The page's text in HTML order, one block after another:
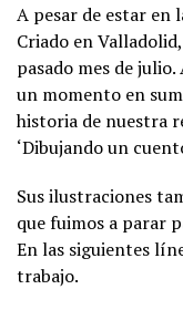
A pesar de estar en
Criado en
pasado mes de
un momento en
historia de nuestra
‘Dibujando un
Sus ilustraciones
que fuimos a parar
En las siguientes
trabajo.